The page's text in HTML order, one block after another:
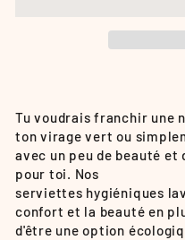
Tu voudrais franchir une
ton virage vert ou
avec un peu de beauté et
pour toi. Nos
serviettes hygiéniques
confort et la beauté en
d'être une option